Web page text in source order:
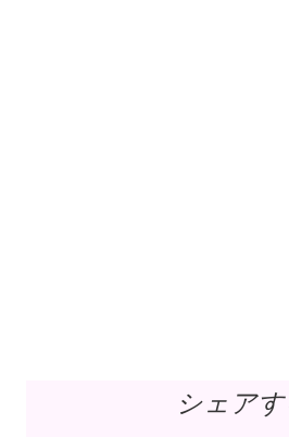
シェアす